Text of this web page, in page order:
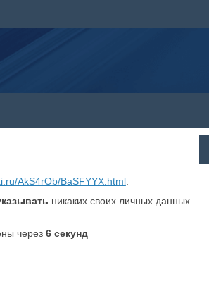
AkS4rOb/BaSFYYX.html.
никаких своих личных данных
через 6секунд